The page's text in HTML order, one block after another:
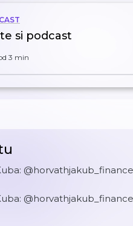
si podcast
3 min
@horvathjakub_finance
@horvathjakub_finance